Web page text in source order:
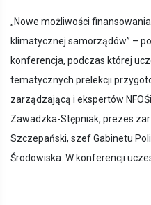
„Nowe możliwości
klimatycznej samorządów” –
konferencja, podczas której
tematycznych prelekcji
zarządzającą i ekspertów
Zawadzka-Stępniak, prezes
Szczepański, szef Gabinetu
Środowiska. W konferencji